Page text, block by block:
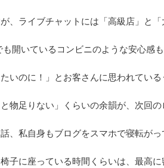
、ライブチャットには「高級店」と「
開いているコンビニのような安心感
たいのに！」とお客さんに思われてい
物足りない」くらいの余韻が、次回
、私自身もブログをスマホで寝転が
子に座っている時間くらいは、最高